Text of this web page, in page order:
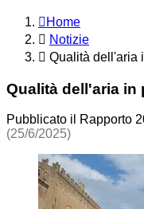
Home
Notizie
Qualità dell'aria
Qualità dell'aria in
Pubblicato il Rapporto
(25/6/2025)